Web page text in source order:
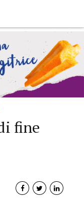
fine